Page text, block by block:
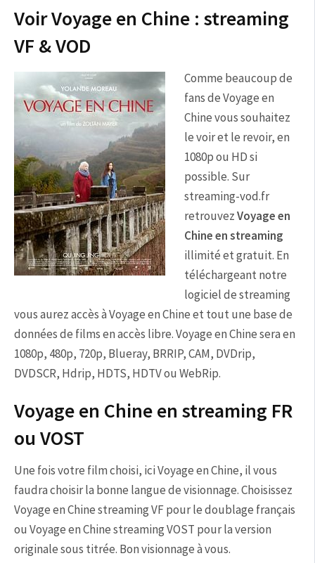
Voir Voyage en Chine : streaming
VF & VOD
Comme beaucoup de
fans de Voyage en
Chine vous souhaitez
le voir et le revoir, en
1080p ou HD si
possible. Sur
streaming-vod.fr
retrouvezVoyage en
Chine en streaming
illimité et gratuit. En
téléchargeant notre
logiciel de streaming
vous aurez accès à Voyage en Chine et tout une base de
données de films en accès libre. Voyage en Chine sera en
1080p, 480p, 720p, Blueray, BRRIP, CAM, DVDrip,
DVDSCR, Hdrip, HDTS, HDTV ou WebRip.
Voyage en Chine en streaming FR
ou VOST
Une fois votre film choisi, ici Voyage en Chine, il vous
faudra choisir la bonne langue de visionnage. Choisissez
Voyage en Chine streaming VF pour le doublage français
ou Voyage en Chine streaming VOST pour la version
originale sous titrée. Bon visionnage à vous.